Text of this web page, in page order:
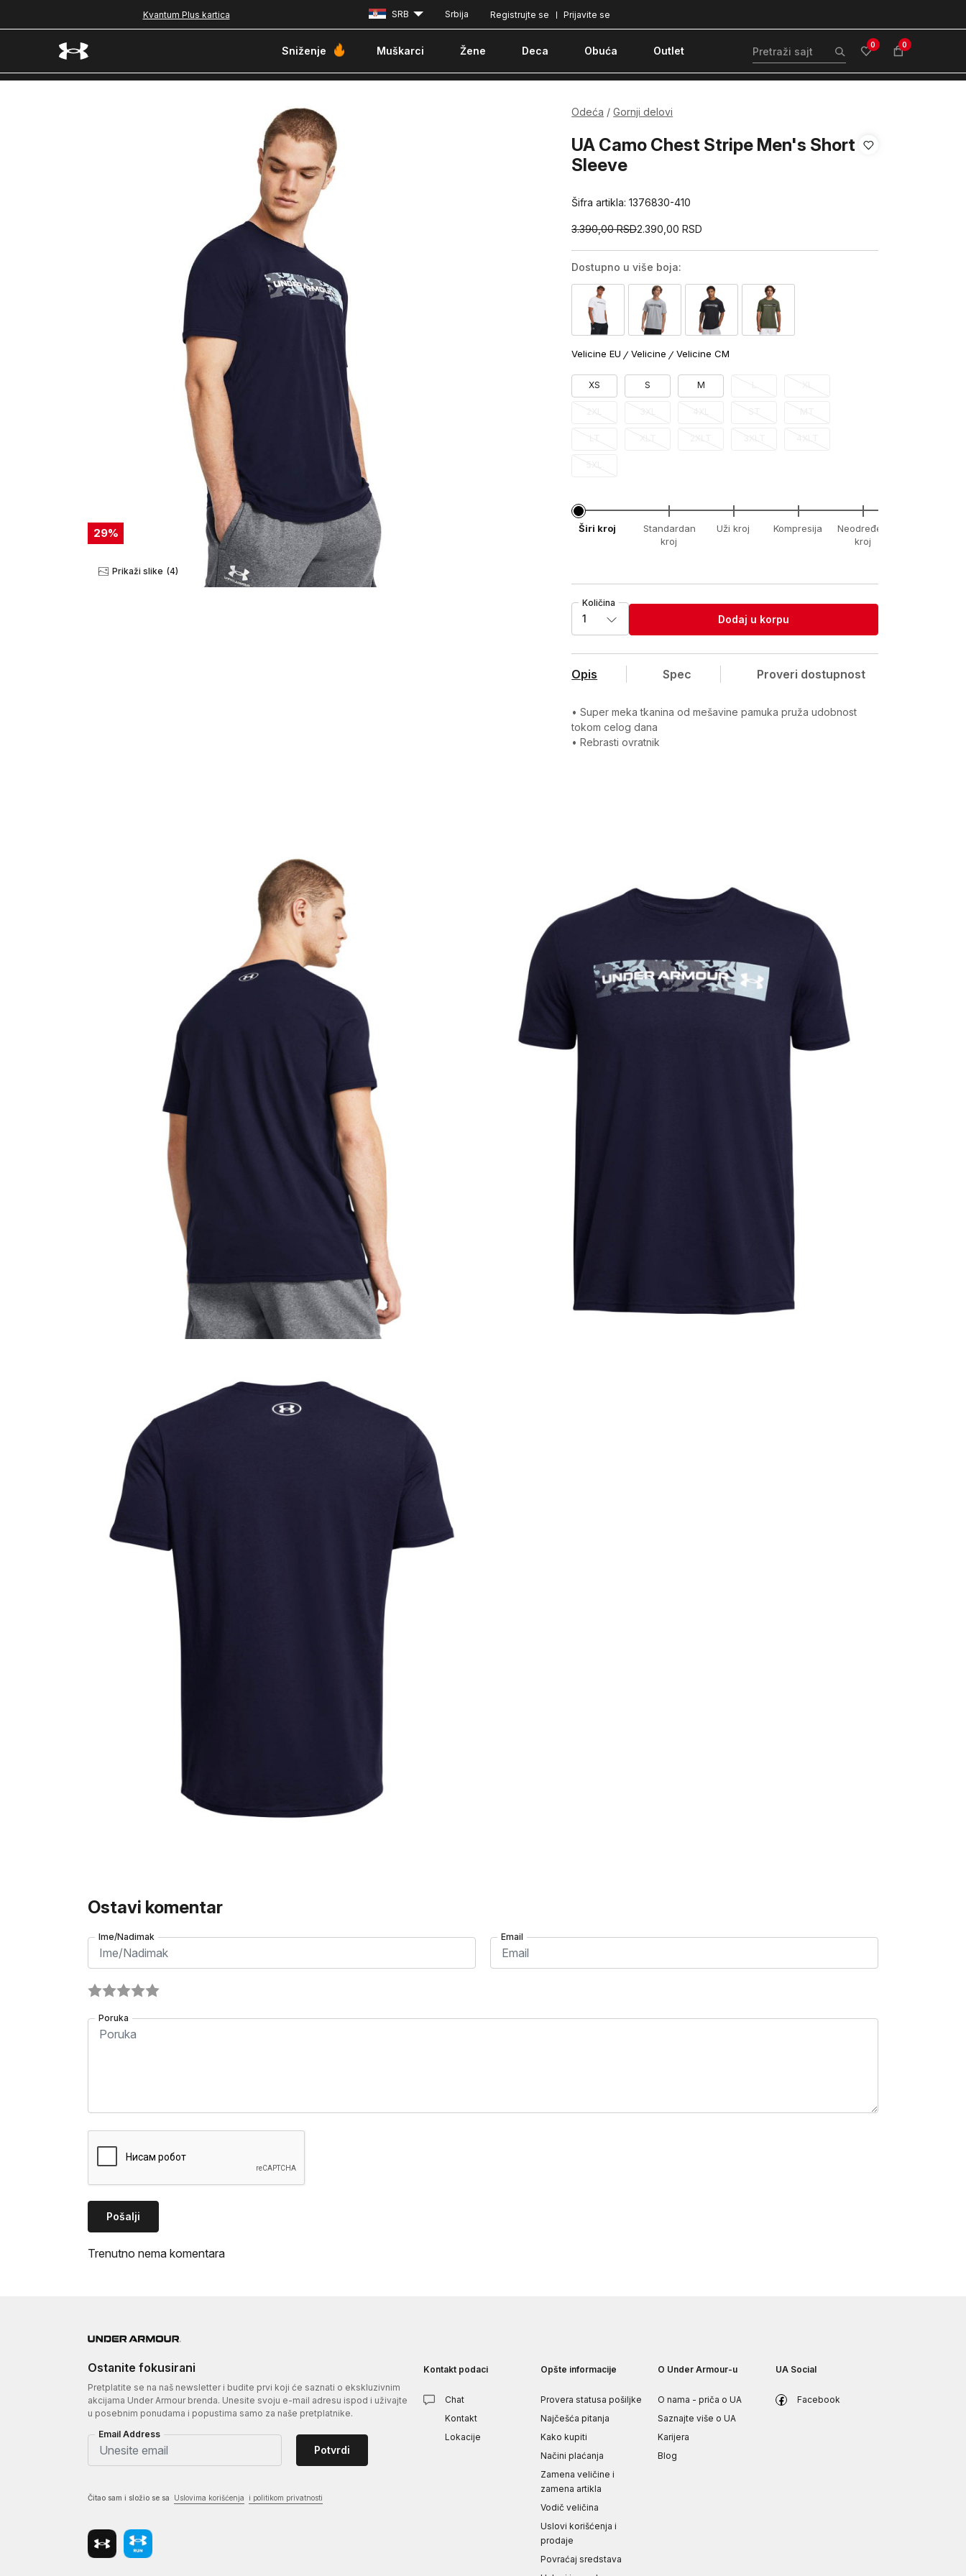
Kvantum Plus kartica Besplatna dostava za porudžbine iznad 6000 dinara Prijavite se
Registrujte se
SRB Srbija
Sniženje Muškarci Žene Deca Obuća Outlet 0 0
29%
Prikaži slike (4)
Odeća Gornji delovi
UA Camo Chest Stripe Men's Short
Sleeve
Šifra artikla:1376830-410
3.390,00 RSD2.390,00RSD
Dostupno u više boja:
Velicine EU Velicine Velicine CM
XS S M
Širi kroj
Standardan
kroj
Uži kroj Kompresija
Neodređeni
kroj
Količina
1 Dodaj u korpu
Opis Spec Proveri dostupnost
• Super meka tkanina od mešavine pamuka pruža udobnost
tokom celog dana
• Rebrasti ovratnik
Under Armour
Ostavi komentar
Ime/Nadimak Email
Poruka
Pošalji
Trenutno nema komentara
Ostanite fokusirani
Pretplatite se na naš newsletter i budite prvi koji će saznati o ekskluzivnim
akcijama Under Armour brenda. Unesite svoju e-mail adresu ispod i uživajte
u posebnim ponudama i popustima samo za naše pretplatnike.
Email Address
Potvrdi
Čitao sam i složio se sa Uslovima korišćenja i politikom privatnosti
Kontakt podaci
Chat
Kontakt
Lokacije
Opšte informacije
Provera statusa pošiljke
Najčešća pitanja
Kako kupiti
Načini plaćanja
Zamena veličine i
zamena artikla
Vodič veličina
Uslovi korišćenja i
prodaje
Povraćaj sredstava
O Under Armour-u
O nama - priča o UA
Saznajte više o UA
Karijera
Blog
UA Social
Facebook